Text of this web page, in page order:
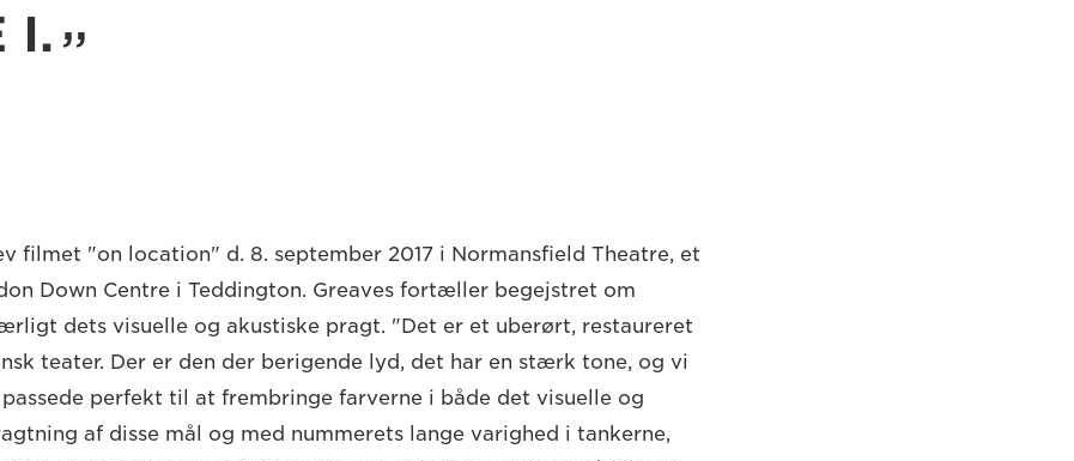
I.
filmet "on location" d. 8. september 2017 i Normansfield Theatre, et
Down Centre i Teddington. Greaves fortæller begejstret om
dets visuelle og akustiske pragt. "Det er et uberørt, restaureret
teater. Der er den der berigende lyd, det har en stærk tone, og vi
perfekt til at frembringe farverne i både det visuelle og
af disse mål og med nummerets lange varighed i tankerne,